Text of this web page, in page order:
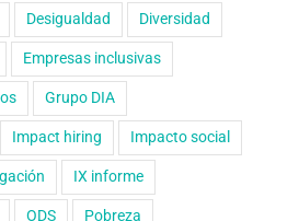
Desigualdad Diversidad
Empresas inclusivas
Grupo DIA
Impact hiring Impacto social
IX informe
ODS Pobreza